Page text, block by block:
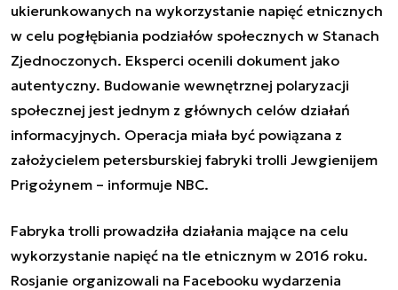
ukierunkowanych na wykorzystanie napięć etnicznych
w celu pogłębiania podziałów społecznych w Stanach
Zjednoczonych. Eksperci ocenili dokument jako
autentyczny. Budowanie wewnętrznej polaryzacji
społecznej jest jednym z głównych celów działań
informacyjnych. Operacja miała być powiązana z
założycielem petersburskiej fabryki trolli Jewgienijem
Prigożynem – informuje NBC.
Fabryka trolli prowadziła działania mające na celu
wykorzystanie napięć na tle etnicznym w 2016 roku.
Rosjanie organizowali na Facebooku wydarzenia